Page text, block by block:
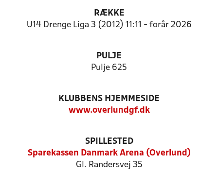
RÆKKE
U14 Drenge Liga 3 (2012) 11:11 - forår 2026
PULJE
Pulje 625
KLUBBENS HJEMMESIDE
www.overlundgf.dk
SPILLESTED
Sparekassen Danmark Arena (Overlund)
Gl. Randersvej 35